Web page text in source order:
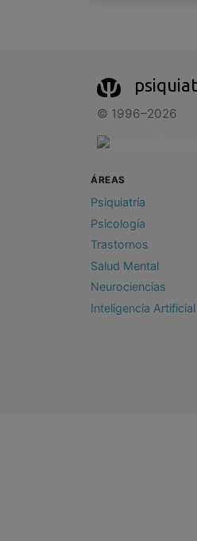
© 1996–2026
ÁREAS
Psiquiatría
Psicología
Trastornos
Salud Mental
Neurociencias
Inteligencia Artificial